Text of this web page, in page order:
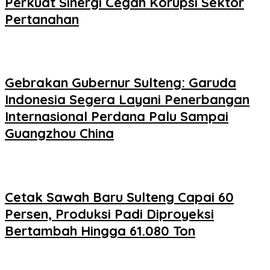
Pertanahan
Gebrakan Gubernur Sulteng: Garuda
Indonesia Segera Layani Penerbangan
Internasional Perdana Palu Sampai
Guangzhou China
Cetak Sawah Baru Sulteng Capai 60
Persen, Produksi Padi Diproyeksi
Bertambah Hingga 61.080 Ton